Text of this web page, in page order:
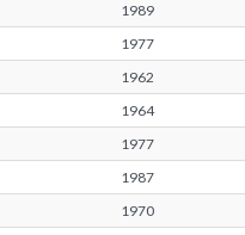
1989
1977
1962
1964
1977
1987
1970